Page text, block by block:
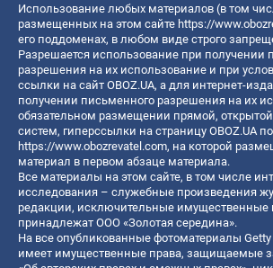
Использование любых материалов (в том
размещенных на этом сайте https://
его поддоменах, в любом виде строго
Разрешается использование при получении
разрешения на их использование и при
ссылки на сайт OBOZ.UA, а для интернет-
получении письменного разрешения на их
обязательном размещении прямой,
систем, гиперссылки на страницу OBOZ.UA
https://www.obozrevatel.com, на которой
материал в первом абзаце материала.
Все материалы на этом сайте, в том числе
исследования – служебные произведения
редакции, исключительные имущественные
принадлежат ООО «Золотая середина».
На все опубликованные фотоматериалы
имеет имущественные права, защищаемые